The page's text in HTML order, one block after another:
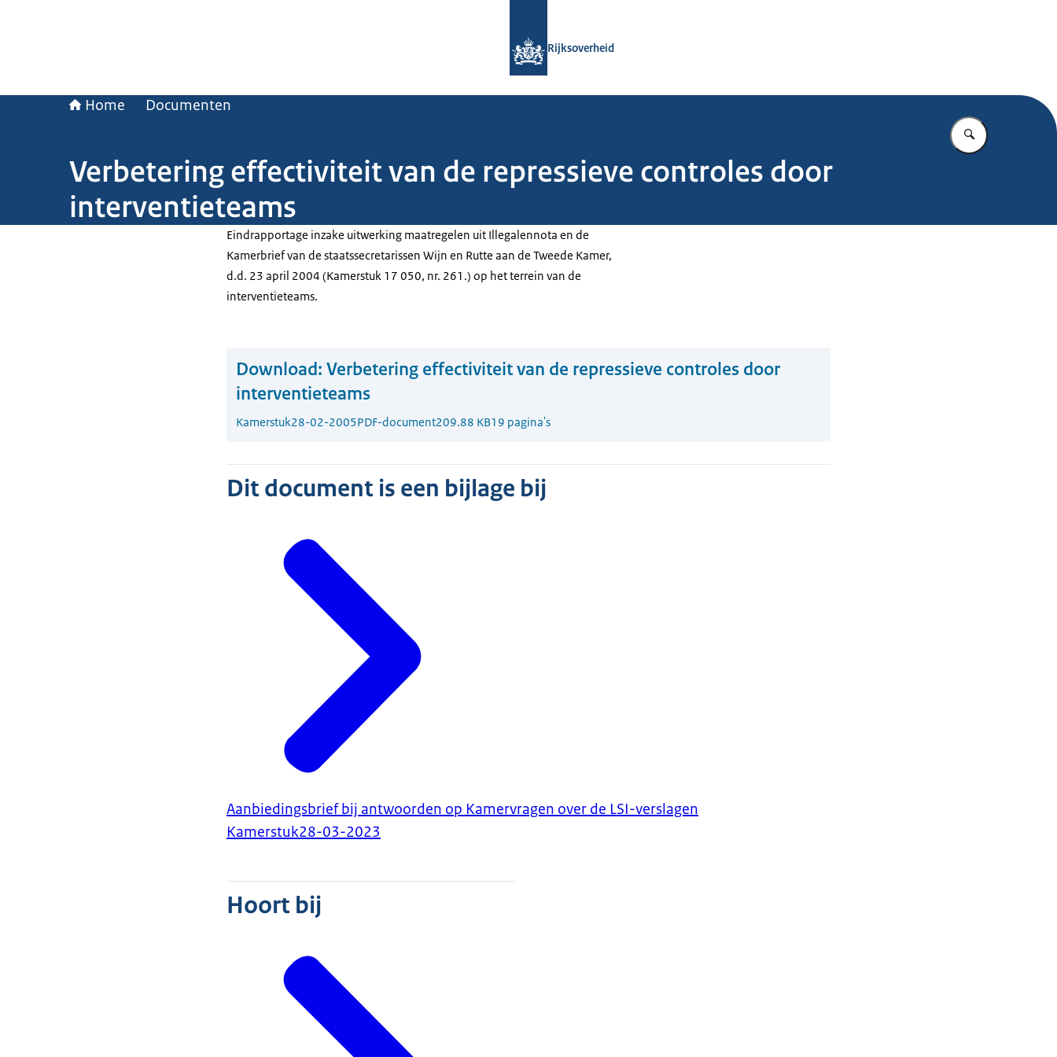
Rijksoverheid
Home Documenten
Vul in wat u
Verbetering effectiviteit van de repressieve controles door
interventieteams
Eindrapportage inzake uitwerking maatregelen uit Illegalennota en de
Kamerbrief van de staatssecretarissen Wijn en Rutte aan de Tweede Kamer,
d.d. 23 april 2004 (Kamerstuk 17 050, nr. 261.) op het terrein van de
interventieteams.
Download: Verbetering effectiviteit van de repressieve controles door
interventieteams
Kamerstuk28-02-2005PDF-document209.88 KB19 pagina's
Dit document is een bijlage bij
Aanbiedingsbrief bij antwoorden op Kamervragen over de LSI-verslagen
Kamerstuk28-03-2023
Hoort bij